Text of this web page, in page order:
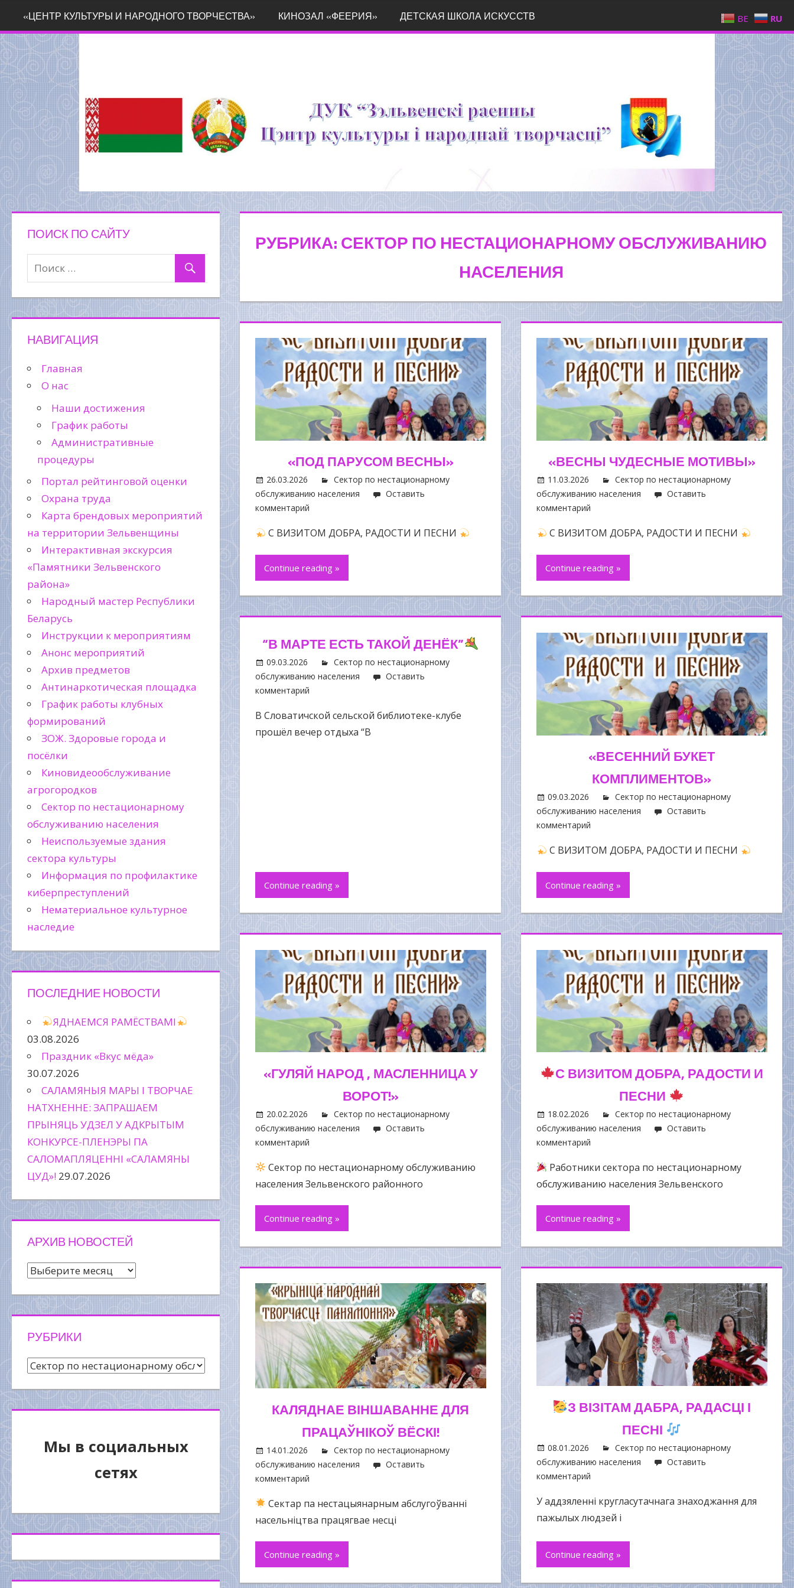
содержимому
«ЦЕНТР КУЛЬТУРЫ И НАРОДНОГО ТВОРЧЕСТВА» КИНОЗАЛ «ФЕЕРИЯ» ДЕТСКАЯ ШКОЛА ИСКУССТВ
РУБРИКА:СЕКТОР ПО НЕСТАЦИОНАРНОМУ ОБСЛУЖИВАНИЮ
НАСЕЛЕНИЯ
«ПОД ПАРУСОМ ВЕСНЫ»
26.03.2026
Сектор по нестационарному
обслуживанию населения
Оставить
комментарий
С ВИЗИТОМ ДОБРА, РАДОСТИ И ПЕСНИ
Continue reading »
«ВЕСНЫ ЧУДЕСНЫЕ МОТИВЫ»
11.03.2026
Сектор по нестационарному
обслуживанию населения
Оставить
комментарий
С ВИЗИТОМ ДОБРА, РАДОСТИ И ПЕСНИ
Continue reading »
“В МАРТЕ ЕСТЬ ТАКОЙ ДЕНЁК”
09.03.2026
Сектор по нестационарному
обслуживанию населения
Оставить
комментарий
В Словатичской сельской библиотеке-клубе
прошёл вечер отдыха “В
Continue reading »
«ВЕСЕННИЙ БУКЕТ
КОМПЛИМЕНТОВ»
09.03.2026
Сектор по нестационарному
обслуживанию населения
Оставить
комментарий
С ВИЗИТОМ ДОБРА, РАДОСТИ И ПЕСНИ
Continue reading »
«ГУЛЯЙ НАРОД , МАСЛЕННИЦА У
ВОРОТ!»
20.02.2026
Сектор по нестационарному
обслуживанию населения
Оставить
комментарий
Сектор по нестационарному обслуживанию
населения Зельвенского районного
Continue reading »
С ВИЗИТОМ ДОБРА, РАДОСТИ И
ПЕСНИ
18.02.2026
Сектор по нестационарному
обслуживанию населения
Оставить
комментарий
Работники сектора по нестационарному
обслуживанию населения Зельвенского
Continue reading »
КАЛЯДНАЕ ВІНШАВАННЕ ДЛЯ
ПРАЦАЎНІКОЎ ВЁСКІ!
14.01.2026
Сектор по нестационарному
обслуживанию населения
Оставить
комментарий
Сектар па нестацыянарным абслугоўванні
насельніцтва працягвае несці
Continue reading »
З ВІЗІТАМ ДАБРА, РАДАСЦІ І
ПЕСНІ
08.01.2026
Сектор по нестационарному
обслуживанию населения
Оставить
комментарий
У аддзяленні кругласутачнага знаходжання для
пажылых людзей і
Continue reading »
ПОИСК ПО САЙТУ
НАВИГАЦИЯ
Главная
О нас
Наши достижения
График работы
Административные
процедуры
Портал рейтинговой оценки
Охрана труда
Карта брендовых мероприятий
на территории Зельвенщины
Интерактивная экскурсия
«Памятники Зельвенского
района»
Народный мастер Республики
Беларусь
Инструкции к мероприятиям
Анонс мероприятий
Архив предметов
Антинаркотическая площадка
График работы клубных
формирований
ЗОЖ. Здоровые города и
посёлки
Киновидеообслуживание
агрогородков
Сектор по нестационарному
обслуживанию населения
Неиспользуемые здания
сектора культуры
Информация по профилактике
киберпреступлений
Нематериальное культурное
наследие
ПОСЛЕДНИЕ НОВОСТИ
ЯДНАЕМСЯ РАМЁСТВАМІ
03.08.2026
Праздник «Вкус мёда»
30.07.2026
САЛАМЯНЫЯ МАРЫ І ТВОРЧАЕ
НАТХНЕННЕ: ЗАПРАШАЕМ
ПРЫНЯЦЬ УДЗЕЛ У АДКРЫТЫМ
КОНКУРСЕ-ПЛЕНЭРЫ ПА
САЛОМАПЛЯЦЕННІ «САЛАМЯНЫ
ЦУД»! 29.07.2026
АРХИВ НОВОСТЕЙ
Архив
РУБРИКИ
Рубрики
Мы в социальных
сетях
BE RU